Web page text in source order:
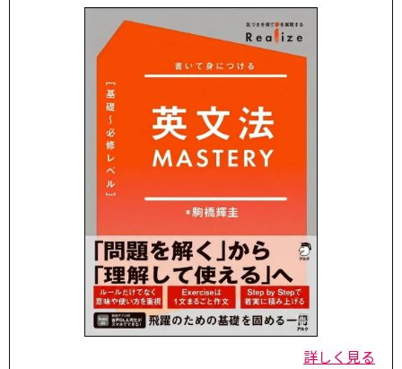
詳しく見る